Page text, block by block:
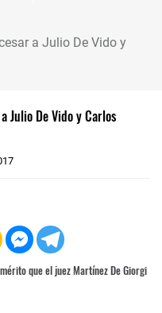
a Julio De Vido y
Julio De Vido y Carlos
que el juez Martínez De Giorgi